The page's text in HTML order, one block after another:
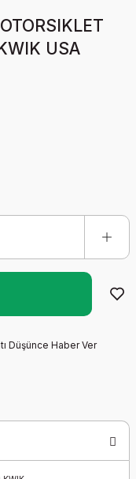
USA
Düşünce Haber Ver